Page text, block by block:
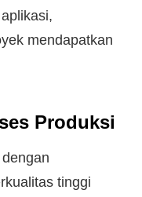
mendapatkan
Produksi
tinggi